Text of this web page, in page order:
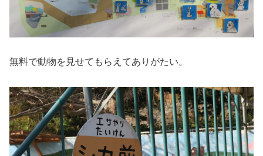
無料で動物を見せてもらえてありがたい。